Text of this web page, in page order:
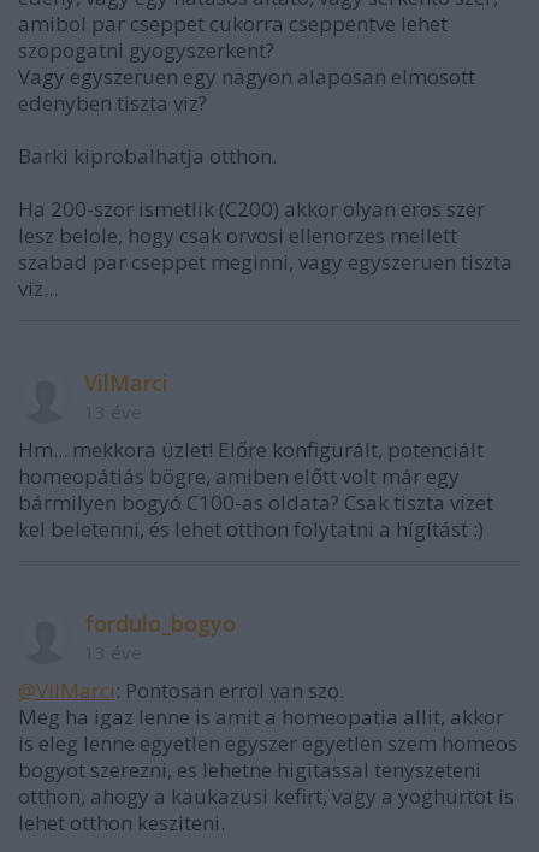
amibol par cseppet cukorra cseppentve lehet
szopogatni gyogyszerkent?
Vagy egyszeruen egy nagyon alaposan elmosott
edenyben tiszta viz?
Barki kiprobalhatja otthon.
Ha 200-szor ismetlik (C200) akkor olyan eros szer
lesz belole, hogy csak orvosi ellenorzes mellett
szabad par cseppet meginni, vagy egyszeruen tiszta
viz...
VilMarci
Hm... mekkora üzlet! Előre konfigurált, potenciált
homeopátiás bögre, amiben előtt volt már egy
bármilyen bogyó C100-as oldata? Csak tiszta vizet
kel beletenni, és lehet otthon folytatni a hígítást :)
fordulo_bogyo
@VilMarci: Pontosan errol van szo.
Meg ha igaz lenne is amit a homeopatia allit, akkor
is eleg lenne egyetlen egyszer egyetlen szem homeos
bogyot szerezni, es lehetne higitassal tenyszeteni
otthon, ahogy a kaukazusi kefirt, vagy a yoghurtot is
lehet otthon kesziteni.